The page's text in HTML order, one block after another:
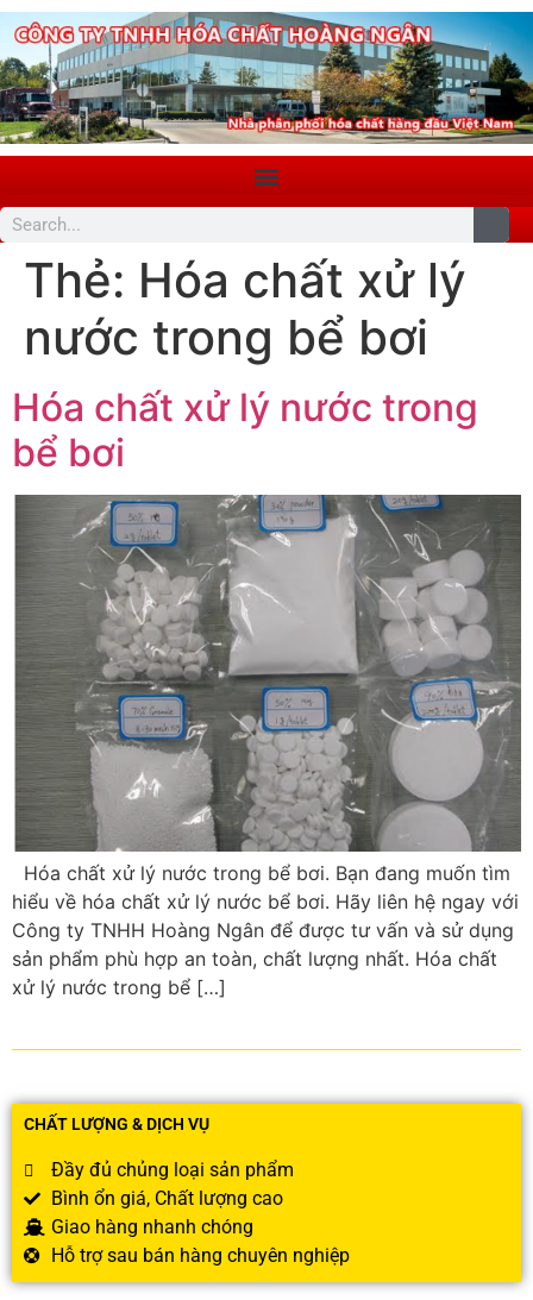
Thẻ: Hóa chất xử lý
nước trong bể bơi
Hóa chất xử lý nước trong
bể bơi
Hóa chất xử lý nước trong bể bơi. Bạn đang muốn tìm
hiểu về hóa chất xử lý nước bể bơi. Hãy liên hệ ngay với
Công ty TNHH Hoàng Ngân để được tư vấn và sử dụng
sản phẩm phù hợp an toàn, chất lượng nhất. Hóa chất
xử lý nước trong bể […]
CHẤT LƯỢNG & DỊCH VỤ
Đầy đủ chủng loại sản phẩm
Bình ổn giá, Chất lượng cao
Giao hàng nhanh chóng
Hỗ trợ sau bán hàng chuyên nghiệp